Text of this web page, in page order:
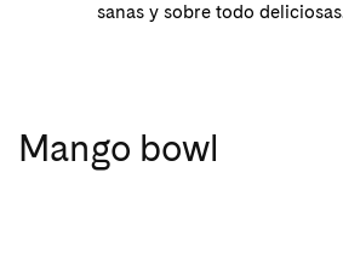
sanas y sobre todo
Mango bowl